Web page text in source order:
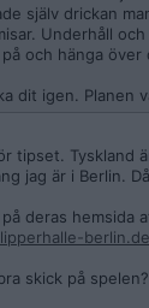
själv drickan
Underhåll
på och hänga
dit igen. Planen
tipset. Tyskland
jag är i Berlin.
deras hemsida
skick på spelen?